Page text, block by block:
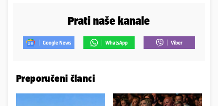
Prati naše kanale
Preporučeni članci